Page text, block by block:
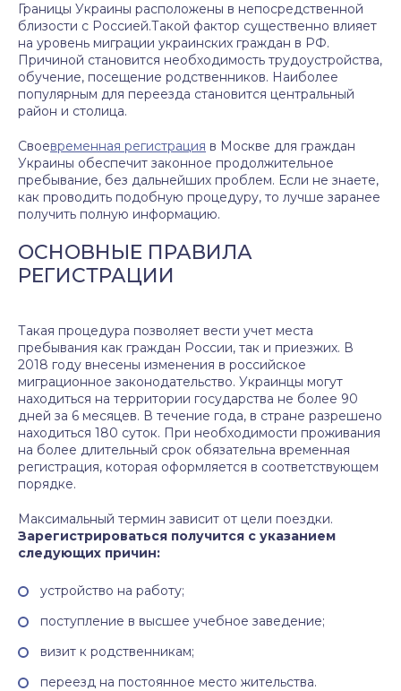
Границы Украины расположены в непосредственной
близости с Россией.Такой фактор существенно влияет
на уровень миграции украинских граждан в РФ.
Причиной становится необходимость трудоустройства,
обучение, посещение родственников. Наиболее
популярным для переезда становится центральный
район и столица.
Своевременная регистрация в Москве для граждан
Украины обеспечит законное продолжительное
пребывание, без дальнейших проблем. Если не знаете,
как проводить подобную процедуру, то лучше заранее
получить полную информацию.
ОСНОВНЫЕ ПРАВИЛА
РЕГИСТРАЦИИ
Такая процедура позволяет вести учет места
пребывания как граждан России, так и приезжих. В
2018 году внесены изменения в российское
миграционное законодательство. Украинцы могут
находиться на территории государства не более 90
дней за 6 месяцев. В течение года, в стране разрешено
находиться 180 суток. При необходимости проживания
на более длительный срок обязательна временная
регистрация, которая оформляется в соответствующем
порядке.
Максимальный термин зависит от цели поездки.
Зарегистрироваться получится с указанием
следующих причин:
устройство на работу;
поступление в высшее учебное заведение;
визит к родственникам;
переезд на постоянное место жительства.